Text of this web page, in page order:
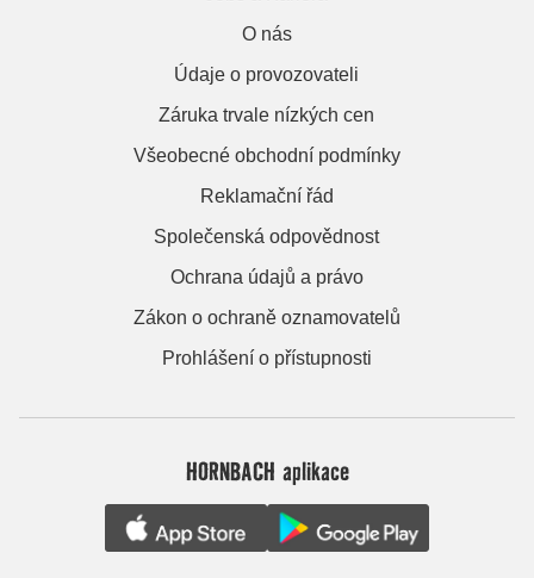
O nás
Údaje o provozovateli
Záruka trvale nízkých cen
Všeobecné obchodní podmínky
Reklamační řád
Společenská odpovědnost
Ochrana údajů a právo
Zákon o ochraně oznamovatelů
Prohlášení o přístupnosti
HORNBACH aplikace